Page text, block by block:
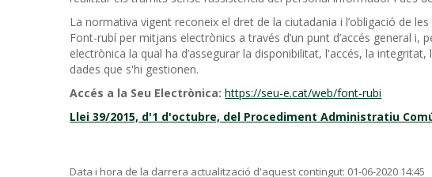
La normativa vigent reconeix el dret de la ciutadania i l’obligació de
Font-rubí per mitjans electrònics a través d’un punt d’accés general i,
electrònica la qual ha d’assegurar la disponibilitat, l'accés, la
dades que s'hi gestionen.
Accés a la Seu Electrònica:https://seu-e.cat/web/font-rubi
Llei 39/2015, d'1 d'octubre, del Procediment Administratiu
Data i hora de la darrera actualització d'aquest contingut: 01-06-2020 14:45